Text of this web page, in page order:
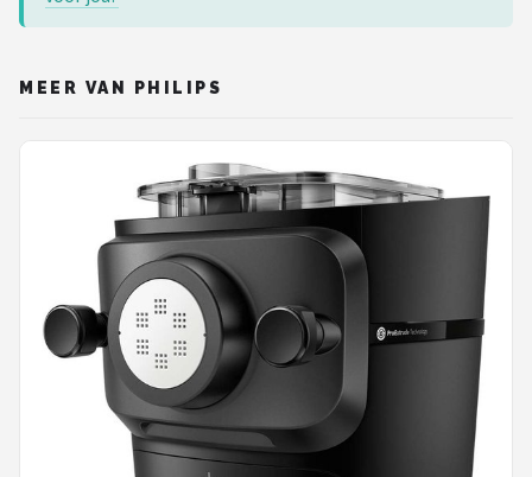
MEER VAN PHILIPS